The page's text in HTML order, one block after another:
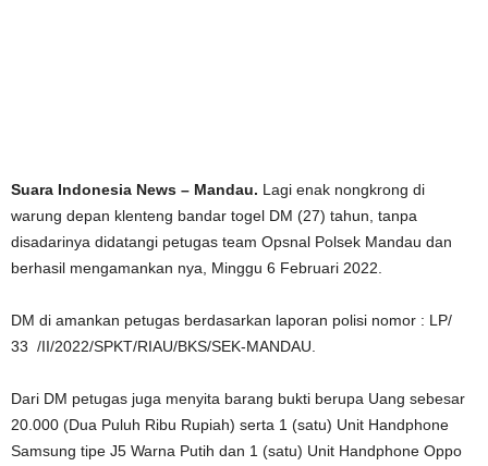
Suara Indonesia News – Mandau. Lagi enak nongkrong di
warung depan klenteng bandar togel DM (27) tahun, tanpa
disadarinya didatangi petugas team Opsnal Polsek Mandau dan
berhasil mengamankan nya, Minggu 6 Februari 2022.
DM di amankan petugas berdasarkan laporan polisi nomor : LP/
33 /II/2022/SPKT/RIAU/BKS/SEK-MANDAU.
Dari DM petugas juga menyita barang bukti berupa Uang sebesar
20.000 (Dua Puluh Ribu Rupiah) serta 1 (satu) Unit Handphone
Samsung tipe J5 Warna Putih dan 1 (satu) Unit Handphone Oppo